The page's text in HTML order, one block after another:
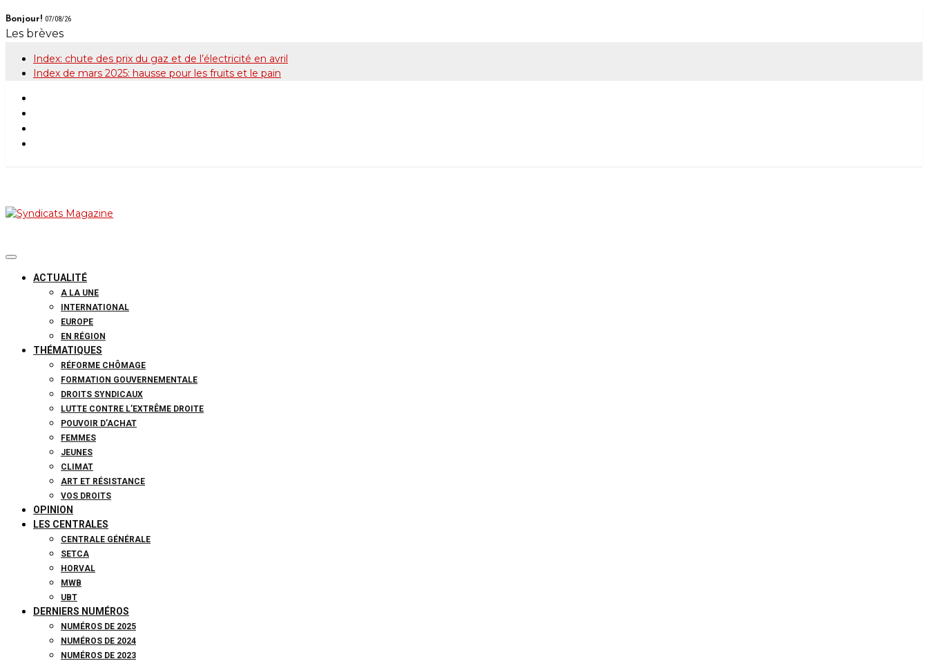
Skip
to
content
Bonjour! 07/08/26
Les brèves
Index: chute des prix du gaz et de l’électricité en avril
Index de mars 2025: hausse pour les fruits et le pain
ACTUALITÉ
A LA UNE
INTERNATIONAL
EUROPE
EN RÉGION
THÉMATIQUES
RÉFORME CHÔMAGE
FORMATION GOUVERNEMENTALE
DROITS SYNDICAUX
LUTTE CONTRE L’EXTRÊME DROITE
POUVOIR D’ACHAT
FEMMES
JEUNES
CLIMAT
ART ET RÉSISTANCE
VOS DROITS
OPINION
LES CENTRALES
CENTRALE GÉNÉRALE
SETCA
HORVAL
MWB
UBT
DERNIERS NUMÉROS
NUMÉROS DE 2025
NUMÉROS DE 2024
NUMÉROS DE 2023